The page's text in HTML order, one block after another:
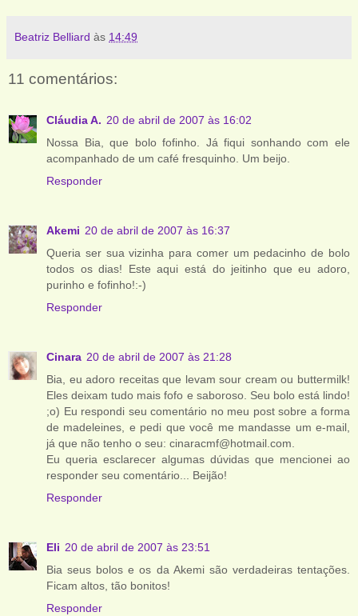
Beatriz Belliard às 14:49
11 comentários:
Cláudia A. 20 de abril de 2007 às 16:02
Nossa Bia, que bolo fofinho. Já fiqui sonhando com ele
acompanhado de um café fresquinho. Um beijo.
Responder
Akemi 20 de abril de 2007 às 16:37
Queria ser sua vizinha para comer um pedacinho de bolo
todos os dias! Este aqui está do jeitinho que eu adoro,
purinho e fofinho!:-)
Responder
Cinara 20 de abril de 2007 às 21:28
Bia, eu adoro receitas que levam sour cream ou buttermilk!
Eles deixam tudo mais fofo e saboroso. Seu bolo está lindo!
;o) Eu respondi seu comentário no meu post sobre a forma
de madeleines, e pedi que você me mandasse um e-mail,
já que não tenho o seu: cinaracmf@hotmail.com.
Eu queria esclarecer algumas dúvidas que mencionei ao
responder seu comentário... Beijão!
Responder
Eli 20 de abril de 2007 às 23:51
Bia seus bolos e os da Akemi são verdadeiras tentações.
Ficam altos, tão bonitos!
Responder